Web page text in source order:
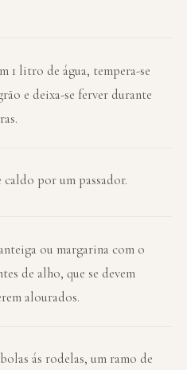
1 litro de água, tempera-se
e deixa-se ferver durante
caldo por um passador.
ou margarina com o
de alho, que se devem
alourados.
ás rodelas, um ramo de